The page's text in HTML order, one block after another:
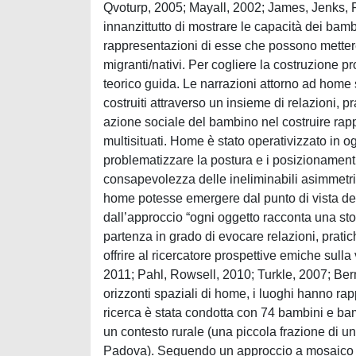
Qvoturp, 2005; Mayall, 2002; James, Jenks,
innanzittutto di mostrare le capacità dei
rappresentazioni di esse che possono
migranti/nativi. Per cogliere la costruzione
teorico guida. Le narrazioni attorno ad
costruiti attraverso un insieme di relazioni,
azione sociale del bambino nel costruire
multisituati. Home è stato operativizzato in
problematizzare la postura e i
consapevolezza delle ineliminabili
home potesse emergere dal punto di vista
dall’approccio “ogni oggetto racconta una
partenza in grado di evocare relazioni,
offrire al ricercatore prospettive emiche
2011; Pahl, Rowsell, 2010; Turkle, 2007;
orizzonti spaziali di home, i luoghi hanno
ricerca è stata condotta con 74 bambini e
un contesto rurale (una piccola frazione di
Padova). Seguendo un approccio a